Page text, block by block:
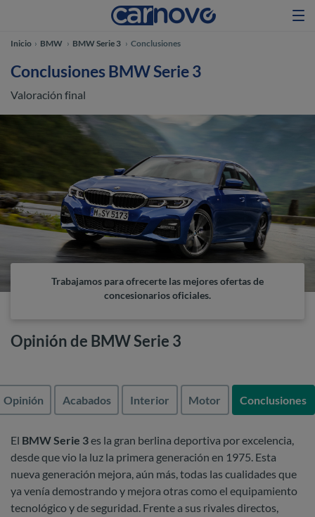
Inicio BMW BMW Serie 3 Conclusiones
Conclusiones BMW Serie 3
Valoración final
Trabajamos para ofrecerte las mejores ofertas de
concesionarios oficiales.
Opinión de BMW Serie 3
Opinión Acabados Interior Motor Conclusiones
El BMW Serie 3es la gran berlina deportiva por excelencia,
desde que vio la luz la primera generación en 1975. Esta
nueva generación mejora, aún más, todas las cualidades que
ya venía demostrando y mejora otras como el equipamiento
tecnológico y de seguridad. Frente a sus rivales directos,